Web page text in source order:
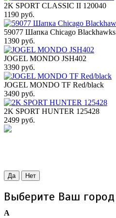
2K SPORT CLASSIC II 120040
1190 руб.
59077 Шапка Chicago Blackhawks
1390 руб.
JOGEL MONDO JSH402
3390 руб.
JOGEL MONDO TF Red/black
3490 руб.
2K SPORT HUNTER 125428
2499 руб.
Да Нет
Выберите Ваш город
А